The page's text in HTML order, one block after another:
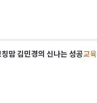
맘 김민경의 신나는 성공교육